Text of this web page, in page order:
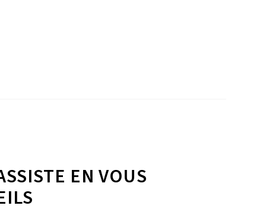
EN VOUS